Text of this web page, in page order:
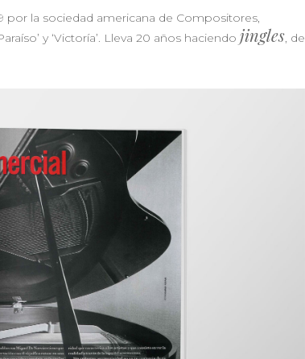
la sociedad americana de Compositores,
y ‘Victoría’. Lleva 20 años haciendo jingles, de